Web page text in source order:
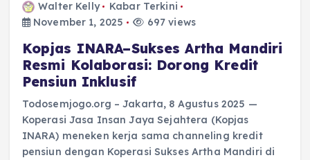
Walter Kelly
Kabar Terkini
November 1, 2025
697 views
Kopjas INARA–Sukses Artha Mandiri
Resmi Kolaborasi: Dorong Kredit
Pensiun Inklusif
Todosemjogo.org – Jakarta, 8 Agustus 2025 —
Koperasi Jasa Insan Jaya Sejahtera (Kopjas
INARA) meneken kerja sama channeling kredit
pensiun dengan Koperasi Sukses Artha Mandiri di